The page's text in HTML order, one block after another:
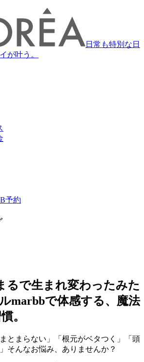
日常も特別な日
が叶う。
予約
るで生まれ変わったみた
marbbで体感する、魔法
。
とまらない」「根元がベタつく」「頭
そんなお悩み、ありませんか？